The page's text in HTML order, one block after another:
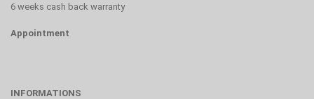
6 weeks cash back warranty
Appointment
INFORMATIONS